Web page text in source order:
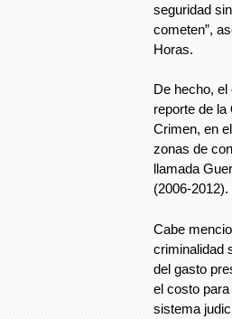
seguridad
cometen”,
Horas.
De hecho,
reporte de
Crimen, en
zonas de
llamada
(2006-2012).
Cabe
criminalidad
del gasto
el costo
sistema